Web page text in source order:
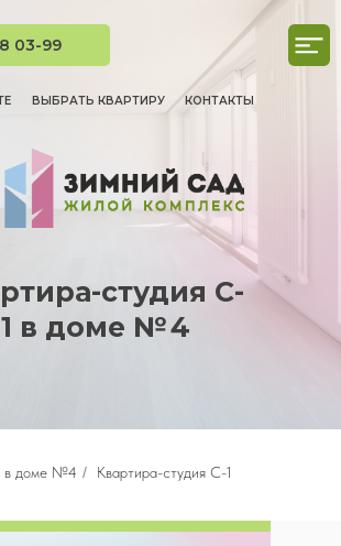
ВЫБРАТЬ КВАРТИРУ КОНТАКТЫ
03-99
студия C-
1 в доме № 4
в доме №4 / Квартира-студия С-1